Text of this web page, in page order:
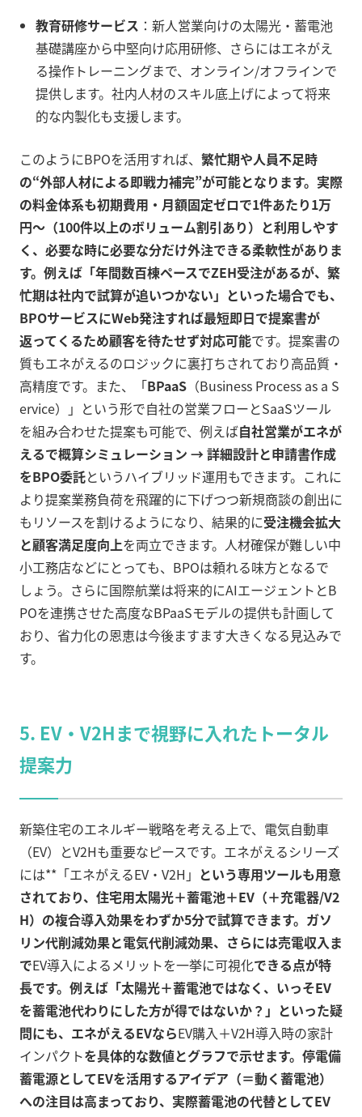
教育研修サービス ：新人営業向けの太陽光・蓄電池
基礎講座から中堅向け応用研修、さらにはエネがえ
る操作トレーニングまで、オンライン/オフラインで
提供します。社内人材のスキル底上げによって将来
的な内製化も支援します。
このようにBPOを活用すれば、 繁忙期や人員不足時
の“外部人材による即戦力補完”が可能となります。実際
の料金体系も初期費用・月額固定ゼロで1件あたり1万
円～（100件以上のボリューム割引あり）と利用しやす
く、必要な時に必要な分だけ外注できる柔軟性がありま
す。例えば「年間数百棟ペースでZEH受注があるが、繁
忙期は社内で試算が追いつかない」といった場合でも、
BPOサービスにWeb発注すれば最短即日で提案書が
返ってくるため顧客を待たせず対応可能です。提案書の
質もエネがえるのロジックに裏打ちされており高品質・
高精度です。また、「BPaaS （Business Process as a S
ervice）」という形で自社の営業フローとSaaSツール
を組み合わせた提案も可能で、例えば自社営業がエネが
えるで概算シミュレーション → 詳細設計と申請書作成
をBPO委託というハイブリッド運用もできます。これに
より提案業務負荷を飛躍的に下げつつ新規商談の創出に
もリソースを割けるようになり、結果的に受注機会拡大
と顧客満足度向上を両立できます。人材確保が難しい中
小工務店などにとっても、BPOは頼れる味方となるで
しょう。さらに国際航業は将来的にAIエージェントとB
POを連携させた高度なBPaaSモデルの提供も計画して
おり、省力化の恩恵は今後ますます大きくなる見込みで
す。
5. EV・V2Hまで視野に入れたトータル
提案力
新築住宅のエネルギー戦略を考える上で、電気自動車
（EV）とV2Hも重要なピースです。エネがえるシリーズ
には**「エネがえるEV・V2H」 という専用ツールも用意
されており、住宅用太陽光＋蓄電池＋EV（＋充電器/V2
H）の複合導入効果をわずか5分で試算できます。ガソ
リン代削減効果と電気代削減効果、さらには売電収入ま
でEV導入によるメリットを一挙に可視化できる点が特
長です。例えば「太陽光＋蓄電池ではなく、いっそEV
を蓄電池代わりにした方が得ではないか？」といった疑
問にも、エネがえるEVならEV購入＋V2H導入時の家計
インパクトを具体的な数値とグラフで示せます。停電備
蓄電源としてEVを活用するアイデア（＝動く蓄電池）
への注目は高まっており、実際蓄電池の代替としてEV